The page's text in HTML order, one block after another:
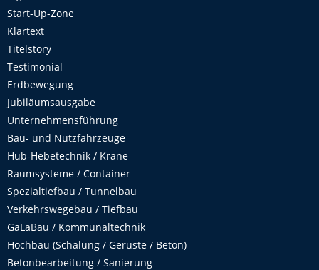
Start-Up-Zone
Klartext
Titelstory
Testimonial
Erdbewegung
Jubiläumsausgabe
Unternehmensführung
Bau- und Nutzfahrzeuge
Hub-Hebetechnik / Krane
Raumsysteme / Container
Spezialtiefbau / Tunnelbau
Verkehrswegebau / Tiefbau
GaLaBau / Kommunaltechnik
Hochbau (Schalung / Gerüste / Beton)
Betonbearbeitung / Sanierung